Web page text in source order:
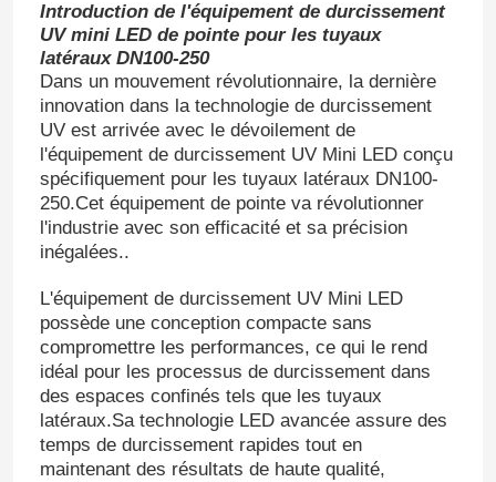
Introduction de l'équipement de durcissement
UV mini LED de pointe pour les tuyaux
latéraux DN100-250
Dans un mouvement révolutionnaire, la dernière
innovation dans la technologie de durcissement
UV est arrivée avec le dévoilement de
l'équipement de durcissement UV Mini LED conçu
spécifiquement pour les tuyaux latéraux DN100-
250.Cet équipement de pointe va révolutionner
l'industrie avec son efficacité et sa précision
inégalées..
L'équipement de durcissement UV Mini LED
possède une conception compacte sans
compromettre les performances, ce qui le rend
idéal pour les processus de durcissement dans
des espaces confinés tels que les tuyaux
latéraux.Sa technologie LED avancée assure des
temps de durcissement rapides tout en
maintenant des résultats de haute qualité,